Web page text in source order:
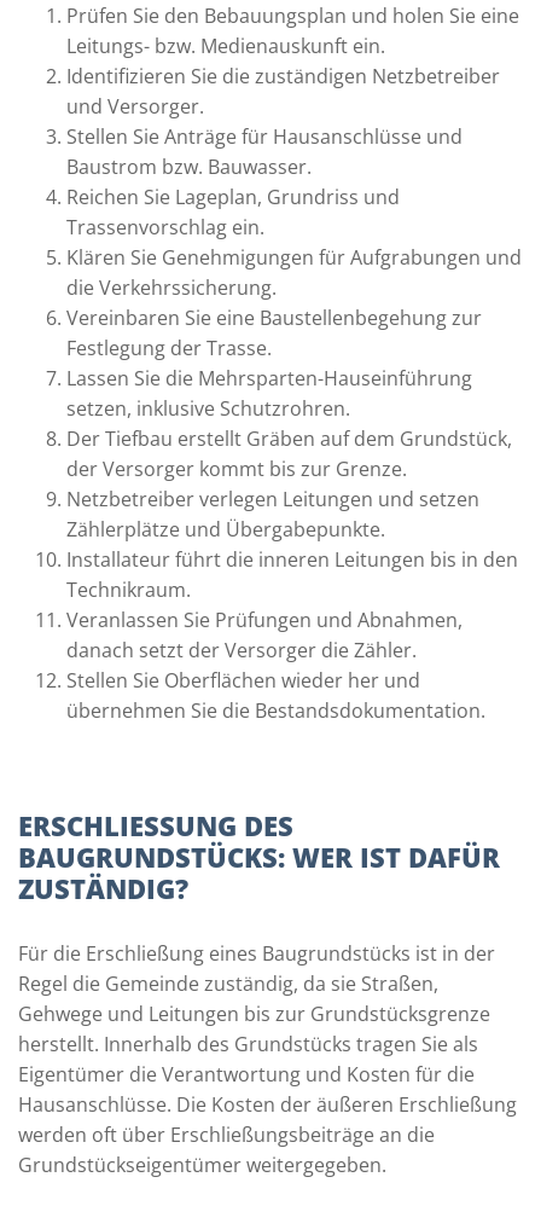
Prüfen Sie den Bebauungsplan und holen Sie eine
Leitungs- bzw. Medienauskunft ein.
Identifizieren Sie die zuständigen Netzbetreiber
und Versorger.
Stellen Sie Anträge für Hausanschlüsse und
Baustrom bzw. Bauwasser.
Reichen Sie Lageplan, Grundriss und
Trassenvorschlag ein.
Klären Sie Genehmigungen für Aufgrabungen und
die Verkehrssicherung.
Vereinbaren Sie eine Baustellenbegehung zur
Festlegung der Trasse.
Lassen Sie die Mehrsparten-Hauseinführung
setzen, inklusive Schutzrohren.
Der Tiefbau erstellt Gräben auf dem Grundstück,
der Versorger kommt bis zur Grenze.
Netzbetreiber verlegen Leitungen und setzen
Zählerplätze und Übergabepunkte.
Installateur führt die inneren Leitungen bis in den
Technikraum.
Veranlassen Sie Prüfungen und Abnahmen,
danach setzt der Versorger die Zähler.
Stellen Sie Oberflächen wieder her und
übernehmen Sie die Bestandsdokumentation.
ERSCHLIESSUNG DES B
AUGRUNDSTÜCKS: WER IST DAFÜR Z
USTÄNDIG?
Für die Erschließung eines Baugrundstücks ist in der
Regel die Gemeinde zuständig, da sie Straßen,
Gehwege und Leitungen bis zur Grundstücksgrenze
herstellt. Innerhalb des Grundstücks tragen Sie als
Eigentümer die Verantwortung und Kosten für die
Hausanschlüsse. Die Kosten der äußeren Erschließung
werden oft über Erschließungsbeiträge an die
Grundstückseigentümer weitergegeben.